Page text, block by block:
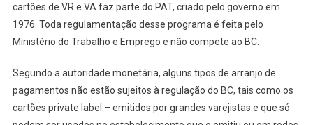
cartões de VR e VA faz parte do PAT, criado pelo governo em
1976. Toda regulamentação desse programa é feita pelo
Ministério do Trabalho e Emprego e não compete ao BC.
Segundo a autoridade monetária, alguns tipos de arranjo de
pagamentos não estão sujeitos à regulação do BC, tais como os
cartões private label – emitidos por grandes varejistas e que só